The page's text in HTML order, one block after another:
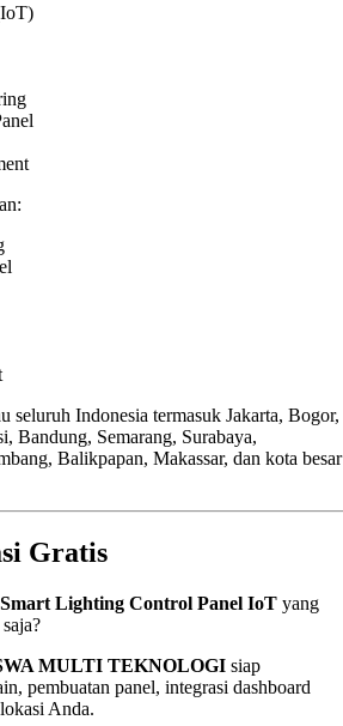
seluruh Indonesia termasuk Jakarta, Bogor,
Bandung, Semarang, Surabaya,
Balikpapan, Makassar, dan kota besar
Gratis
Smart Lighting Control Panel IoT yang
MULTI TEKNOLOGI siap
pembuatan panel, integrasi dashboard
Anda.